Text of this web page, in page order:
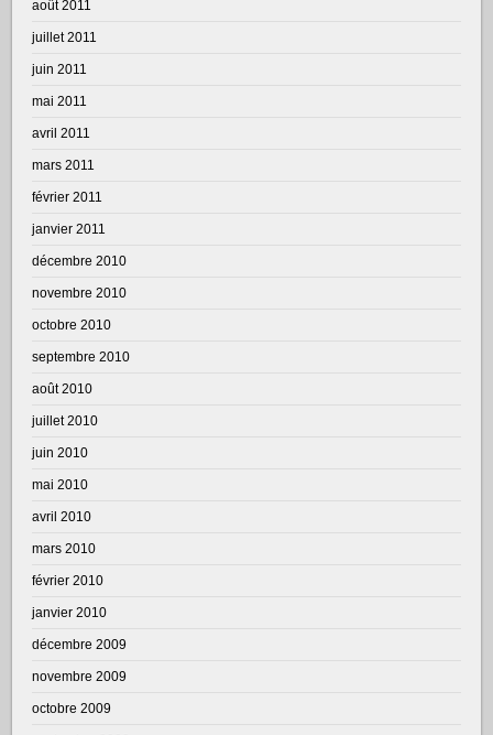
août 2011
juillet 2011
juin 2011
mai 2011
avril 2011
mars 2011
février 2011
janvier 2011
décembre 2010
novembre 2010
octobre 2010
septembre 2010
août 2010
juillet 2010
juin 2010
mai 2010
avril 2010
mars 2010
février 2010
janvier 2010
décembre 2009
novembre 2009
octobre 2009